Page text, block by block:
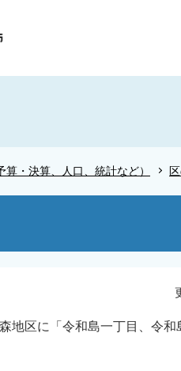
算・決算、人口、統計など）
地区に「令和島一丁目、令和